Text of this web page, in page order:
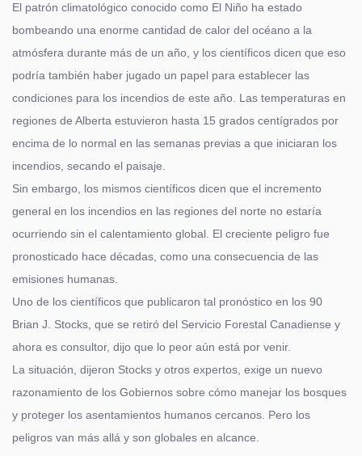
El patrón climatológico conocido como El Niño ha estado
bombeando una enorme cantidad de calor del océano a la
atmósfera durante más de un año, y los científicos dicen que eso
podría también haber jugado un papel para establecer las
condiciones para los incendios de este año. Las temperaturas en
regiones de Alberta estuvieron hasta 15 grados centígrados por
encima de lo normal en las semanas previas a que iniciaran los
incendios, secando el paisaje.
Sin embargo, los mismos científicos dicen que el incremento
general en los incendios en las regiones del norte no estaría
ocurriendo sin el calentamiento global. El creciente peligro fue
pronosticado hace décadas, como una consecuencia de las
emisiones humanas.
Uno de los científicos que publicaron tal pronóstico en los 90
Brian J. Stocks, que se retiró del Servicio Forestal Canadiense y
ahora es consultor, dijo que lo peor aún está por venir.
La situación, dijeron Stocks y otros expertos, exige un nuevo
razonamiento de los Gobiernos sobre cómo manejar los bosques
y proteger los asentamientos humanos cercanos. Pero los
peligros van más allá y son globales en alcance.